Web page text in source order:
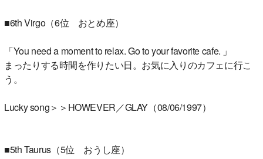
■6th Virgo（6位 おとめ座）
「You need a moment to relax. Go to your favorite cafe. 」
まったりする時間を作りたい日。お気に入りのカフェに行こ
う。
Lucky song＞＞HOWEVER／GLAY（08/06/1997）
■5th Taurus（5位 おうし座）